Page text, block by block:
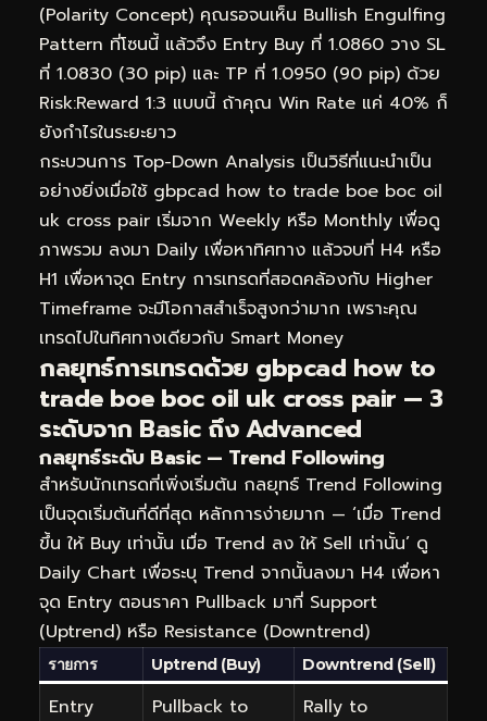
(Polarity Concept) คุณรอจนเห็น Bullish Engulfing
Pattern ที่โซนนี้ แล้วจึง Entry Buy ที่ 1.0860 วาง SL
ที่ 1.0830 (30 pip) และ TP ที่ 1.0950 (90 pip) ด้วย
Risk:Reward 1:3 แบบนี้ ถ้าคุณ Win Rate แค่ 40% ก็
ยังกำไรในระยะยาว
กระบวนการ Top-Down Analysis เป็นวิธีที่แนะนำเป็น
อย่างยิ่งเมื่อใช้ gbpcad how to trade boe boc oil
uk cross pair เริ่มจาก Weekly หรือ Monthly เพื่อดู
ภาพรวม ลงมา Daily เพื่อหาทิศทาง แล้วจบที่ H4 หรือ
H1 เพื่อหาจุด Entry การเทรดที่สอดคล้องกับ Higher
Timeframe จะมีโอกาสสำเร็จสูงกว่ามาก เพราะคุณ
เทรดไปในทิศทางเดียวกับ Smart Money
กลยุทธ์การเทรดด้วย gbpcad how to
trade boe boc oil uk cross pair — 3
ระดับจาก Basic ถึง Advanced
กลยุทธ์ระดับ Basic — Trend Following
สำหรับนักเทรดที่เพิ่งเริ่มต้น กลยุทธ์ Trend Following
เป็นจุดเริ่มต้นที่ดีที่สุด หลักการง่ายมาก — ‘เมื่อ Trend
ขึ้น ให้ Buy เท่านั้น เมื่อ Trend ลง ให้ Sell เท่านั้น’ ดู
Daily Chart เพื่อระบุ Trend จากนั้นลงมา H4 เพื่อหา
จุด Entry ตอนราคา Pullback มาที่ Support
(Uptrend) หรือ Resistance (Downtrend)
รายการ Uptrend (Buy) Downtrend (Sell)
Entry
Pullback to
Rally to